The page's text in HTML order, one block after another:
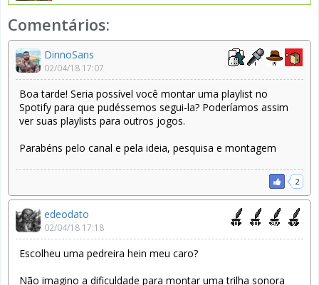
Comentários:
DinnoSans
02/04/18 17:07
Boa tarde! Seria possível você montar uma playlist no
Spotify para que pudéssemos segui-la? Poderíamos assim
ver suas playlists para outros jogos.
Parabéns pelo canal e pela ideia, pesquisa e montagem
2
edeodato
02/04/18 17:18
Escolheu uma pedreira hein meu caro?
Não imagino a dificuldade para montar uma trilha sonora